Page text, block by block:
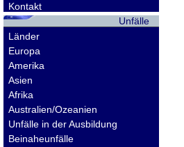
Kontakt
Unfälle
Länder
Europa
Amerika
Asien
Afrika
Australien/Ozeanien
Unfälle in der Ausbildung
Beinaheunfälle